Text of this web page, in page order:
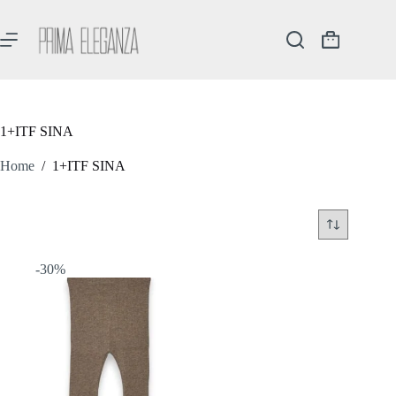
contenuto
Carrello
1+ITF SINA
Home / 1+ITF SINA
-30%